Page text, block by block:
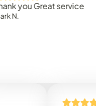
Great service